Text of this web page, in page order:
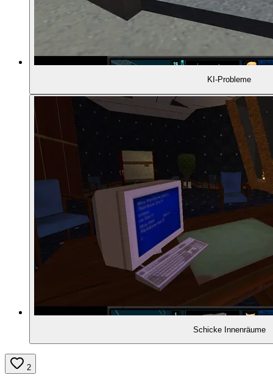
02:06:06 - Gründe für den Erfolg
KI-Probleme
Schicke Innenräume
2